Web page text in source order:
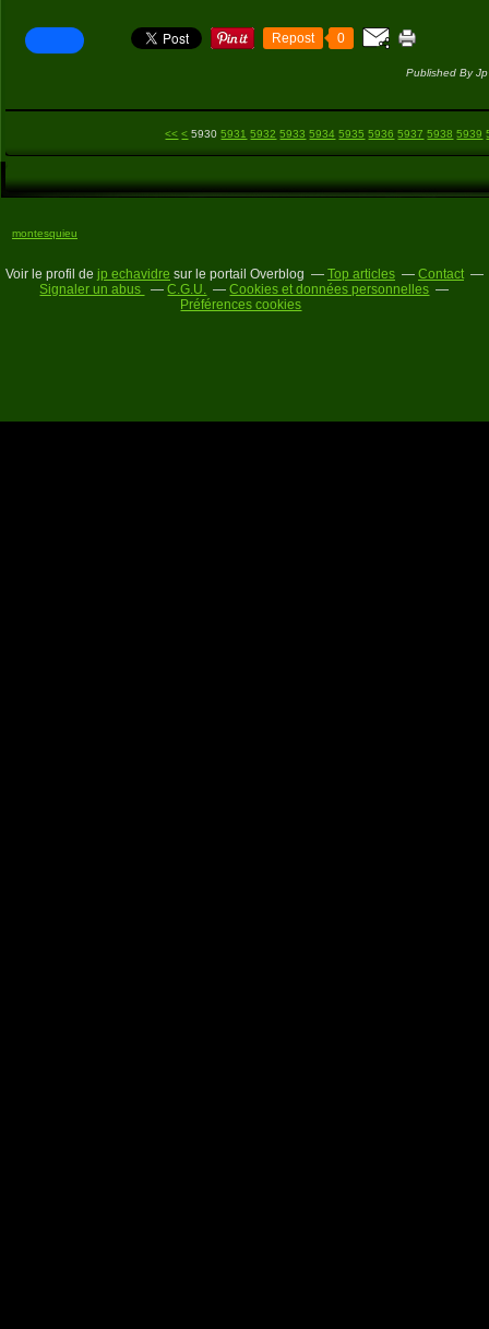
Repost 0
Published By
<< < 5900
5910
5920
5930 5931 5932 5933 5934 5935 5936 5937 5938 5939
montesquieu
Voir le profil de jp echavidre sur le portail Overblog Top articles
Contact
Signaler un abus
C.G.U.
Cookies et données personnelles
Préférences cookies